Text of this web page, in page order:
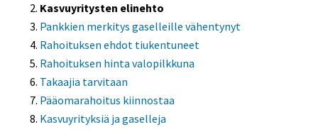
Kasvuyritysten elinehto
Pankkien merkitys gaselleille vähentynyt
Rahoituksen ehdot tiukentuneet
Rahoituksen hinta valopilkkuna
Takaajia tarvitaan
Pääomarahoitus kiinnostaa
Kasvuyrityksiä ja gaselleja